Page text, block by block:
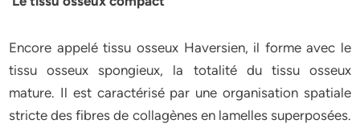
Encore appelé tissu osseux Haversien, il forme avec le
tissu osseux spongieux, la totalité du tissu osseux
mature. Il est caractérisé par une organisation spatiale
stricte des fibres de collagènes en lamelles superposées.